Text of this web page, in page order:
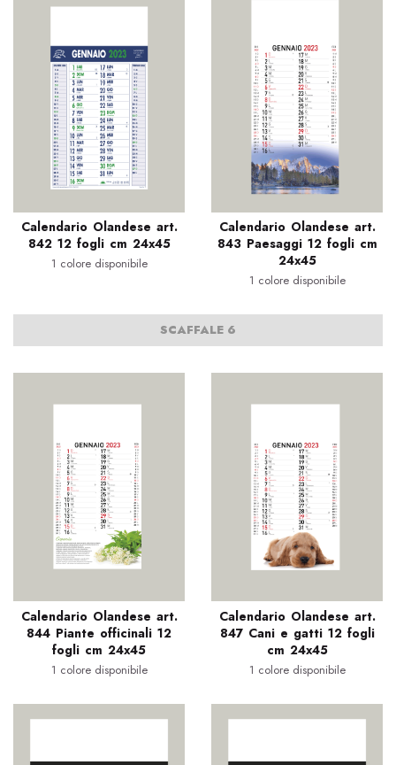
Calendario Olandese art.
842 12 fogli cm 24x45
1 colore disponibile
Calendario Olandese art.
843 Paesaggi 12 fogli cm
24x45
1 colore disponibile
SCAFFALE 6
Calendario Olandese art.
844 Piante officinali 12
fogli cm 24x45
1 colore disponibile
Calendario Olandese art.
847 Cani e gatti 12 fogli
cm 24x45
1 colore disponibile